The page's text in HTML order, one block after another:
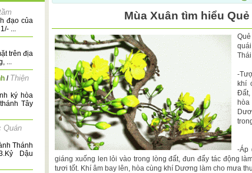
đạo của
...
trên địa
...
/ Thiện
ký hòa
Tây
Quán
Thánh
Dậu
Mùa Xuân tìm hiểu
-
khí
Đất,
-Áp
giáng xuống len lỏi vào trong lòng đất, đun đẩy tác động
tươi tốt. Khí âm bay lên, hòa cùng khí Dương làm cho mưa